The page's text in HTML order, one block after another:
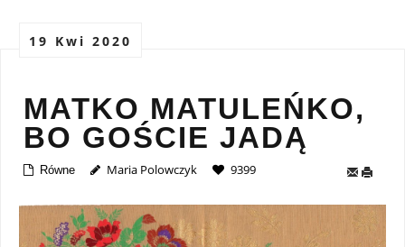
GALERIE
WIRTUALNA BISKUPIZNA
19 Kwi 2020
MATKO MATULEŃKO,
BO GOŚCIE JADĄ
Równe Maria Polowczyk 9399